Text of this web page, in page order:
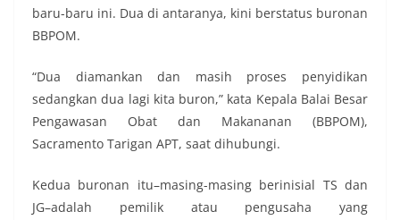
baru-baru ini. Dua di antaranya, kini berstatus buronan
BBPOM.
“Dua diamankan dan masih proses penyidikan
sedangkan dua lagi kita buron,” kata Kepala Balai Besar
Pengawasan Obat dan Makananan (BBPOM),
Sacramento Tarigan APT, saat dihubungi.
Kedua buronan itu–masing-masing berinisial TS dan
JG–adalah pemilik atau pengusaha yang